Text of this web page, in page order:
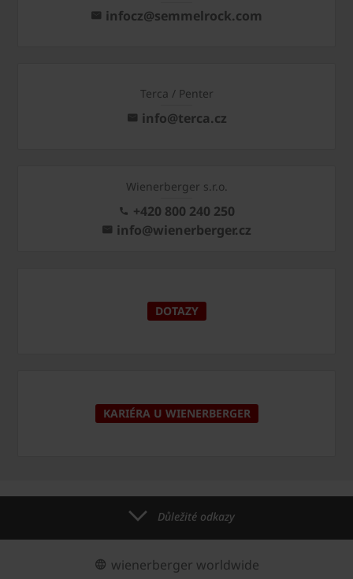
infocz@semmelrock.com
Terca / Penter
info@terca.cz
Wienerberger s.r.o.
+420 800 240 250
info@wienerberger.cz
DOTAZY
KARIÉRA U WIENERBERGER
Důležité odkazy
wienerberger worldwide